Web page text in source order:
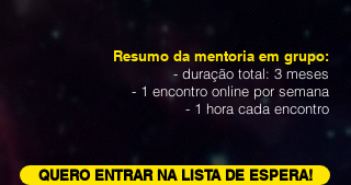
Resumo da mentoria em grupo:
- duração total: 3 meses
- 1 encontro online por semana
- 1 hora cada encontro
QUERO ENTRAR NA LISTA DE ESPERA!